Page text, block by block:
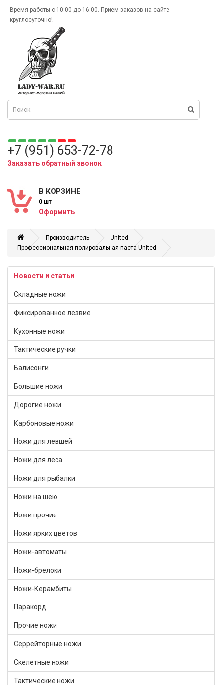
Время работы с 10:00 до 16:00. Прием заказов на сайте -
круглосуточно!
+7 (951) 653-72-78
Заказать обратный звонок
В КОРЗИНЕ
0 шт
Оформить
Производитель
United
Профессиональная полировальная паста United
Новости и статьи
Складные ножи
Фиксированное лезвие
Кухонные ножи
Тактические ручки
Балисонги
Большие ножи
Дорогие ножи
Карбоновые ножи
Ножи для левшей
Ножи для леса
Ножи для рыбалки
Ножи на шею
Ножи прочие
Ножи ярких цветов
Ножи-автоматы
Ножи-брелоки
Ножи-Керамбиты
Паракорд
Прочие ножи
Серрейторные ножи
Скелетные ножи
Тактические ножи